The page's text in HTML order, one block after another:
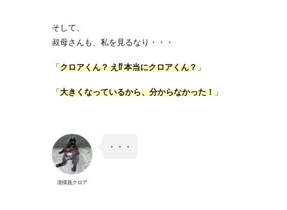
そして、
叔母さんも、私を見るなり・・・
「クロアくん？ え⁉︎本当にクロアくん？ 」
「大きくなっているから、分からなかった！ 」
清掃員クロア
・・・